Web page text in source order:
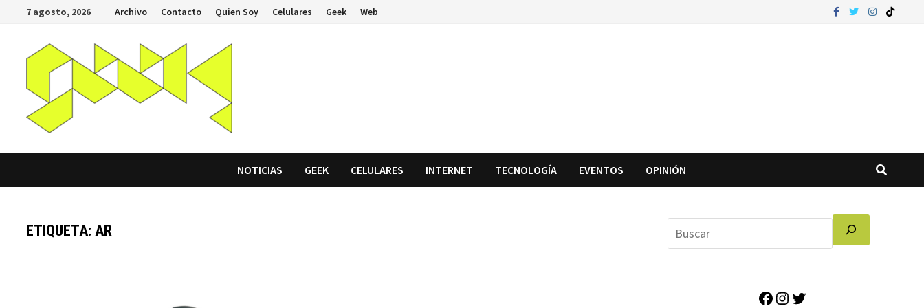
Saltar
contenido
7 agosto, 2026 Archivo Contacto Quien Soy Celulares Geek Web
NOTICIAS GEEK CELULARES INTERNET TECNOLOGÍA EVENTOS OPINIÓN
ETIQUETA:AR
Facebook
Instagram